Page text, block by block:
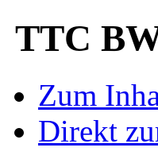
TTC
Zum
Direkt